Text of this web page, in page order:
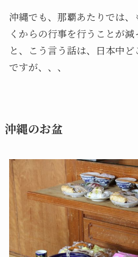
沖縄でも、那覇あたりでは
くからの行事を行うことが
と、こう言う話は、日本中
ですが、、、
沖縄のお盆